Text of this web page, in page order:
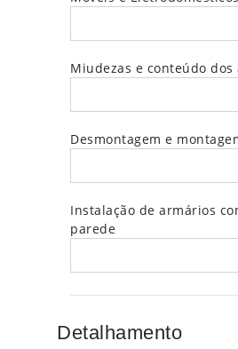
Miudezas e conteúdo dos
Desmontagem e
Instalação de armários
parede
Detalhamento